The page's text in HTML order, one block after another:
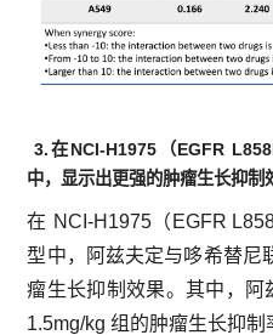
3.在NCI-H1975（EGFR
中，显示出更强的肿瘤生长抑制
在 NCI-H1975（EGFR
型中，阿兹夫定与哆希替尼
瘤生长抑制效果。其中，阿
1.5mg/kg 组的肿瘤生长抑